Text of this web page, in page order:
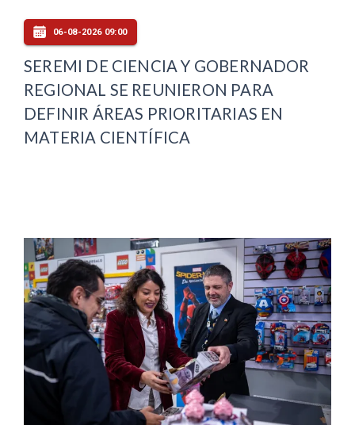
06-08-2026 09:00
SEREMI DE CIENCIA Y GOBERNADOR
REGIONAL SE REUNIERON PARA
DEFINIR ÁREAS PRIORITARIAS EN
MATERIA CIENTÍFICA